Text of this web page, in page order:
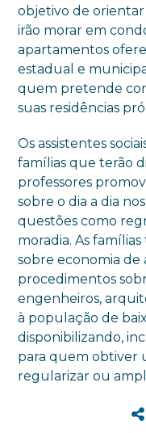
objetivo de orientar
irão morar em
apartamentos
estadual e
quem pretende
suas residências
Os assistentes
famílias que terão
professores
sobre o dia a dia
questões como
moradia. As
sobre economia de
procedimentos
engenheiros,
à população de
disponibilizando,
para quem obtiver
regularizar ou